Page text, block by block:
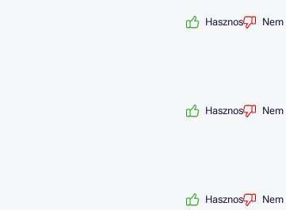
Hasznos Nem
Hasznos Nem
Hasznos Nem